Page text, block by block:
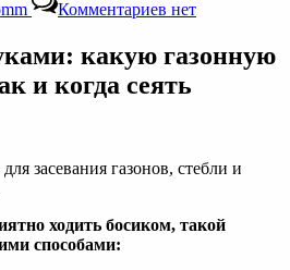
Комментариевзаписи
газон
посадить
каждого
нет
какую газонную
и когда сеять
засевания газонов, стебли и
ходить босиком, такой
способами: